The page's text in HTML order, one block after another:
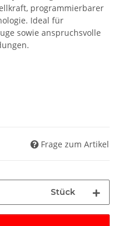
programmierbarer
Ideal für
sowie anspruchsvolle
Frage zum Artikel
Stück